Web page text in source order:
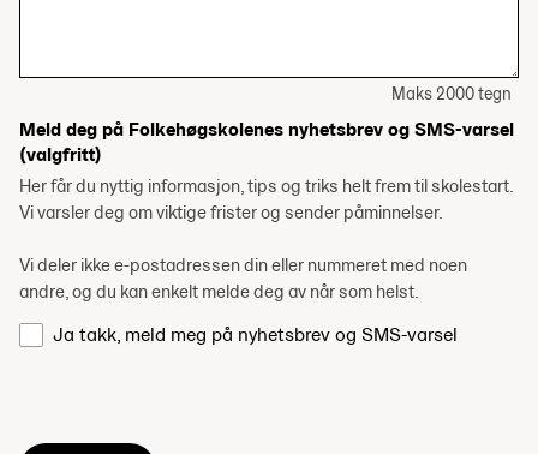
Maks 2000 tegn
Meld deg på Folkehøgskolenes nyhetsbrev og SMS-varsel
(valgfritt)
Her får du nyttig informasjon, tips og triks helt frem til skolestart.
Vi varsler deg om viktige frister og sender påminnelser.
Vi deler ikke e-postadressen din eller nummeret med noen
andre, og du kan enkelt melde deg av når som helst.
Ja takk, meld meg på nyhetsbrev og SMS-varsel